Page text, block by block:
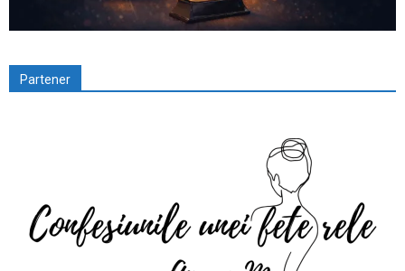
Partener